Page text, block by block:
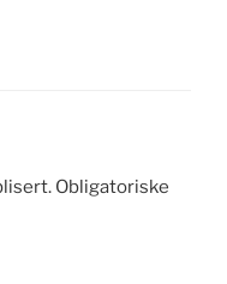
Obligatoriske